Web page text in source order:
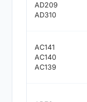
AD209
AD310
AC141
AC140
AC139